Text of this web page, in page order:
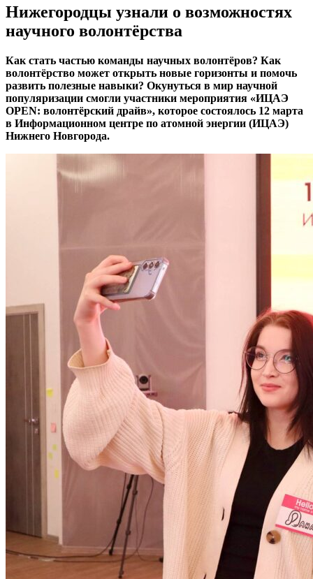
Нижегородцы узнали о возможностях
научного волонтёрства
Как стать частью команды научных волонтёров? Как
волонтёрство может открыть новые горизонты и помочь
развить полезные навыки? Окунуться в мир научной
популяризации смогли участники мероприятия «ИЦАЭ
OPEN: волонтёрский драйв», которое состоялось 12 марта
в Информационном центре по атомной энергии (ИЦАЭ)
Нижнего Новгорода.